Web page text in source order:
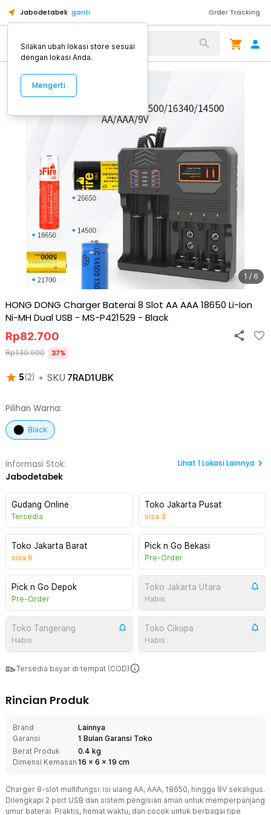
Jabodetabek ganti Order Tracking
Alat Kopi
1 / 6
HONG DONG Charger Baterai 8 Slot AA AAA 18650 Li-Ion
Ni-MH Dual USB - MS-P421529 - Black
5(2) • SKU 7RAD1UBK
Rp82.700
Rp130.900 37%
Pilihan Warna:
Black
Informasi Stok:
Jabodetabek
Lihat 1Lokasi Lainnya
Gudang Online
Tersedia
Toko Jakarta Pusat
sisa 3
Toko Jakarta Barat
sisa 6
Pick n Go Bekasi
Pre-Order
Pick n Go Depok
Pre-Order
Toko Jakarta Utara
Habis
Toko Tangerang
Habis
Toko Cikupa
Habis
Tersedia bayar di tempat (COD)
Rincian Produk
Brand
Lainnya
Garansi
1 Bulan Garansi Toko
Berat Produk
0.4 kg
Dimensi Kemasan 16 x 6 x 19 cm
Charger 8-slot multifungsi: isi ulang AA, AAA, 18650, hingga 9V sekaligus.
Dilengkapi 2 port USB dan sistem pengisian aman untuk memperpanjang
umur baterai. Praktis, hemat waktu, dan cocok untuk berbagai tipe
Silakan ubah lokasi store sesuai
dengan lokasi Anda.
Mengerti